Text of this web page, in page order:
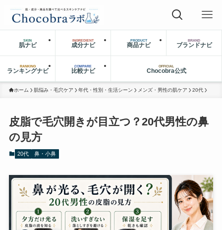
SKIN
肌ナビ
INGREDIENT
成分ナビ
PRODUCT
商品ナビ
BRAND
ブランドナビ
RANKING
ランキングナビ
COMPARE
比較ナビ
OFFICIAL
Chocobra公式
ホーム 肌悩み・毛穴ケア 年代・性別・生活シーン メンズ・男性の肌ケア 20代
皮脂で毛穴開きが目立つ？20代男性の鼻
の見方
20代 鼻・小鼻